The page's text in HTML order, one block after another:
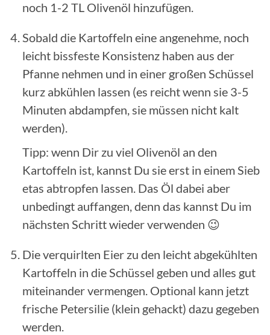
noch 1-2 TL Olivenöl hinzufügen.
Sobald die Kartoffeln eine angenehme, noch
leicht bissfeste Konsistenz haben aus der
Pfanne nehmen und in einer großen Schüssel
kurz abkühlen lassen (es reicht wenn sie 3-5
Minuten abdampfen, sie müssen nicht kalt
werden).
Tipp: wenn Dir zu viel Olivenöl an den
Kartoffeln ist, kannst Du sie erst in einem Sieb
etas abtropfen lassen. Das Öl dabei aber
unbedingt auffangen, denn das kannst Du im
nächsten Schritt wieder verwenden 😉
Die verquirlten Eier zu den leicht abgekühlten
Kartoffeln in die Schüssel geben und alles gut
miteinander vermengen. Optional kann jetzt
frische Petersilie (klein gehackt) dazu gegeben
werden.